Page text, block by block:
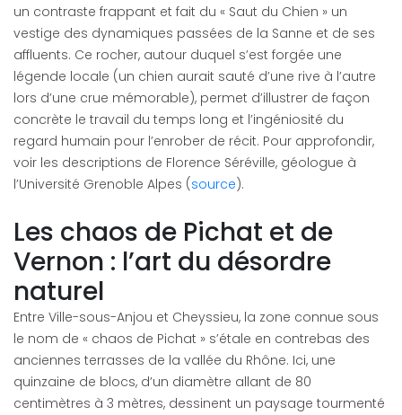
un contraste frappant et fait du « Saut du Chien » un
vestige des dynamiques passées de la Sanne et de ses
affluents. Ce rocher, autour duquel s’est forgée une
légende locale (un chien aurait sauté d’une rive à l’autre
lors d’une crue mémorable), permet d’illustrer de façon
concrète le travail du temps long et l’ingéniosité du
regard humain pour l’enrober de récit. Pour approfondir,
voir les descriptions de Florence Séréville, géologue à
l’Université Grenoble Alpes (source).
Les chaos de Pichat et de
Vernon : l’art du désordre
naturel
Entre Ville-sous-Anjou et Cheyssieu, la zone connue sous
le nom de « chaos de Pichat » s’étale en contrebas des
anciennes terrasses de la vallée du Rhône. Ici, une
quinzaine de blocs, d’un diamètre allant de 80
centimètres à 3 mètres, dessinent un paysage tourmenté